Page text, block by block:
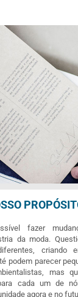
fazer
da moda.
criando
podem parecer
mas
cada um de
agora e no